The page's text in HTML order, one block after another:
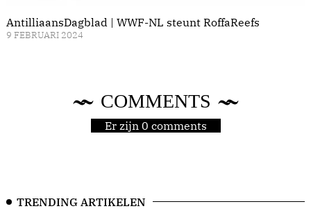
AntilliaansDagblad | WWF-NL steunt RoffaReefs
9 FEBRUARI 2024
COMMENTS
Er zijn 0 comments
TRENDING ARTIKELEN